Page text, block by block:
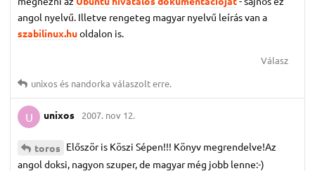
angol nyelvű. Illetve rengeteg magyar nyelvű leírás van a
szabilinux.huoldalon is.
Válasz
unixosés nandorka válaszolt erre.
U unixos 2007. nov 12.
toros Először is Köszi Sépen!!! Könyv megrendelve!Az
angol doksi, nagyon szuper, de magyar még jobb lenne:-)